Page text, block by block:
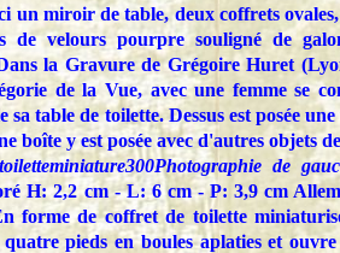
un miroir de table, deux coffrets
de velours pourpre souligné de
la Gravure de Grégoire Huret
de la Vue, avec une femme se
sa table de toilette. Dessus est posée
boîte y est posée avec d'autres objets
Photographie de
H: 2,2 cm - L: 6 cm - P: 3,9 cm
forme de coffret de toilette
quatre pieds en boules aplaties et